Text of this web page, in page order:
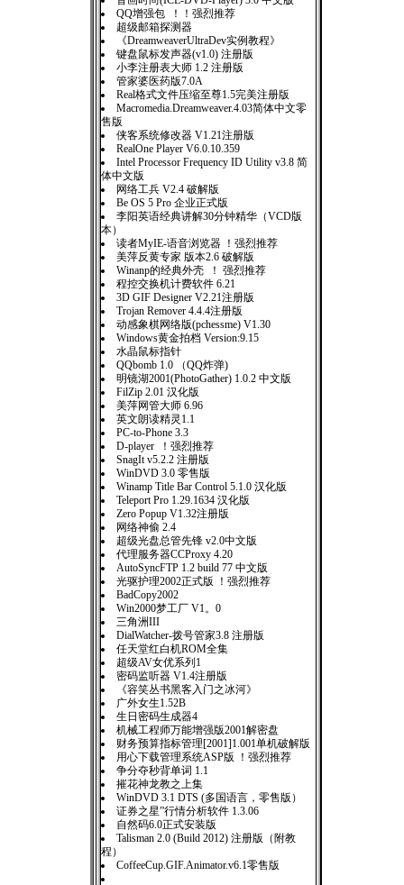
QQ增强包 ！！强烈推荐
超级邮箱探测器
《DreamweaverUltraDev实例教程》
键盘鼠标发声器(v1.0) 注册版
小李注册表大师 1.2 注册版
管家婆医药版7.0A
Real格式文件压缩至尊1.5完美注册版
Macromedia.Dreamweaver.4.03简体中文零
售版
侠客系统修改器 V1.21注册版
RealOne Player V6.0.10.359
Intel Processor Frequency ID Utility v3.8 简
体中文版
网络工兵 V2.4 破解版
Be OS 5 Pro 企业正式版
李阳英语经典讲解30分钟精华（VCD版
本）
读者MyIE-语音浏览器 ！强烈推荐
美萍反黄专家 版本2.6 破解版
Winanp的经典外壳 ！ 强烈推荐
程控交换机计费软件 6.21
3D GIF Designer V2.21注册版
Trojan Remover 4.4.4注册版
动感象棋网络版(pchessme) V1.30
Windows黄金拍档 Version:9.15
水晶鼠标指针
QQbomb 1.0 （QQ炸弹)
明镜湖2001(PhotoGather) 1.0.2 中文版
FilZip 2.01 汉化版
美萍网管大师 6.96
英文朗读精灵1.1
PC-to-Phone 3.3
D-player ！强烈推荐
SnagIt v5.2.2 注册版
WinDVD 3.0 零售版
Winamp Title Bar Control 5.1.0 汉化版
Teleport Pro 1.29.1634 汉化版
Zero Popup V1.32注册版
网络神偷 2.4
超级光盘总管先锋 v2.0中文版
代理服务器CCProxy 4.20
AutoSyncFTP 1.2 build 77 中文版
光驱护理2002正式版 ！强烈推荐
BadCopy2002
Win2000梦工厂 V1。0
三角洲III
DialWatcher-拨号管家3.8 注册版
任天堂红白机ROM全集
超级AV女优系列1
密码监听器 V1.4注册版
《容笑丛书黑客入门之冰河》
广外女生1.52B
生日密码生成器4
机械工程师万能增强版2001解密盘
财务预算指标管理[2001]1.001单机破解版
用心下载管理系统ASP版 ！强烈推荐
争分夺秒背单词 1.1
摧花神龙教之上集
WinDVD 3.1 DTS (多国语言，零售版）
证券之星”行情分析软件 1.3.06
自然码6.0正式安装版
Talisman 2.0 (Build 2012) 注册版（附教
程）
CoffeeCup.GIF.Animator.v6.1零售版